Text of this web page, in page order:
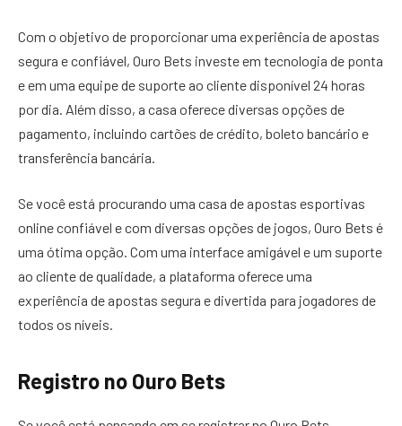
Com o objetivo de proporcionar uma experiência de apostas
segura e confiável, Ouro Bets investe em tecnologia de ponta
e em uma equipe de suporte ao cliente disponível 24 horas
por dia. Além disso, a casa oferece diversas opções de
pagamento, incluindo cartões de crédito, boleto bancário e
transferência bancária.
Se você está procurando uma casa de apostas esportivas
online confiável e com diversas opções de jogos, Ouro Bets é
uma ótima opção. Com uma interface amigável e um suporte
ao cliente de qualidade, a plataforma oferece uma
experiência de apostas segura e divertida para jogadores de
todos os níveis.
Registro no Ouro Bets